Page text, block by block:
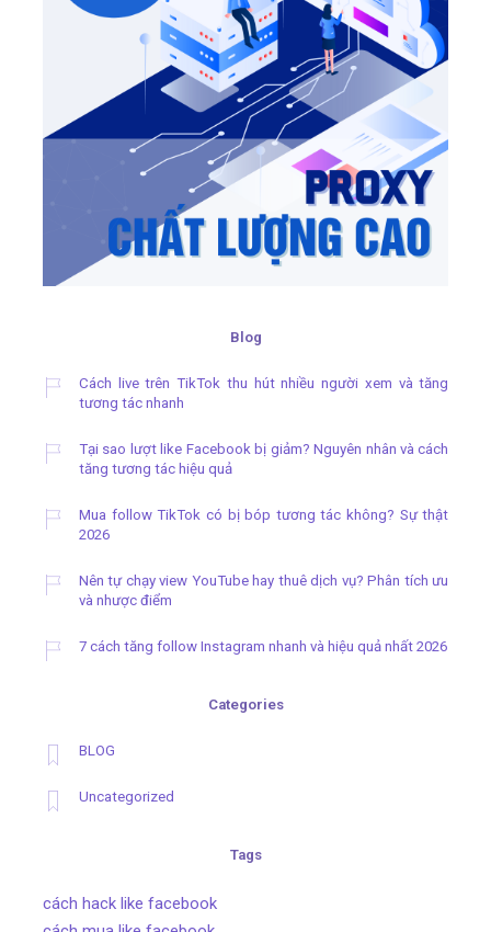
Blog
Cách live trên TikTok thu hút nhiều người xem và tăng
tương tác nhanh
Tại sao lượt like Facebook bị giảm? Nguyên nhân và cách
tăng tương tác hiệu quả
Mua follow TikTok có bị bóp tương tác không? Sự thật
2026
Nên tự chạy view YouTube hay thuê dịch vụ? Phân tích ưu
và nhược điểm
7 cách tăng follow Instagram nhanh và hiệu quả nhất 2026
Categories
BLOG
Uncategorized
Tags
cách hack like facebook